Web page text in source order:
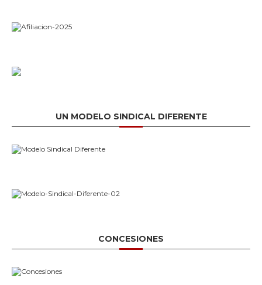
UN MODELO SINDICAL DIFERENTE
CONCESIONES